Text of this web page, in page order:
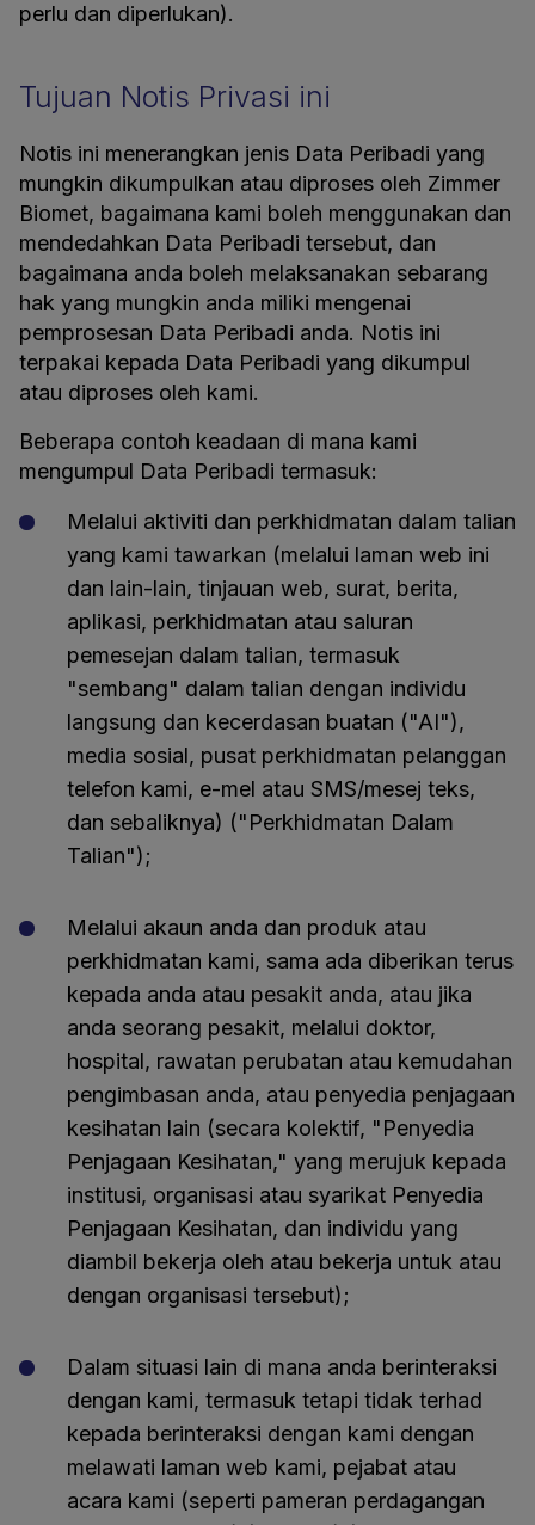
perlu dan diperlukan).
Tujuan Notis Privasi ini
Notis ini menerangkan jenis Data Peribadi yang
mungkin dikumpulkan atau diproses oleh Zimmer
Biomet, bagaimana kami boleh menggunakan dan
mendedahkan Data Peribadi tersebut, dan
bagaimana anda boleh melaksanakan sebarang
hak yang mungkin anda miliki mengenai
pemprosesan Data Peribadi anda. Notis ini
terpakai kepada Data Peribadi yang dikumpul
atau diproses oleh kami.
Beberapa contoh keadaan di mana kami
mengumpul Data Peribadi termasuk:
Melalui aktiviti dan perkhidmatan dalam talian
yang kami tawarkan (melalui laman web ini
dan lain-lain, tinjauan web, surat, berita,
aplikasi, perkhidmatan atau saluran
pemesejan dalam talian, termasuk
"sembang" dalam talian dengan individu
langsung dan kecerdasan buatan ("AI"),
media sosial, pusat perkhidmatan pelanggan
telefon kami, e-mel atau SMS/mesej teks,
dan sebaliknya) ("Perkhidmatan Dalam
Talian");
Melalui akaun anda dan produk atau
perkhidmatan kami, sama ada diberikan terus
kepada anda atau pesakit anda, atau jika
anda seorang pesakit, melalui doktor,
hospital, rawatan perubatan atau kemudahan
pengimbasan anda, atau penyedia penjagaan
kesihatan lain (secara kolektif, "Penyedia
Penjagaan Kesihatan," yang merujuk kepada
institusi, organisasi atau syarikat Penyedia
Penjagaan Kesihatan, dan individu yang
diambil bekerja oleh atau bekerja untuk atau
dengan organisasi tersebut);
Dalam situasi lain di mana anda berinteraksi
dengan kami, termasuk tetapi tidak terhad
kepada berinteraksi dengan kami dengan
melawati laman web kami, pejabat atau
acara kami (seperti pameran perdagangan